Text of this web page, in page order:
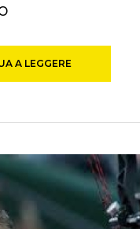
A LEGGERE